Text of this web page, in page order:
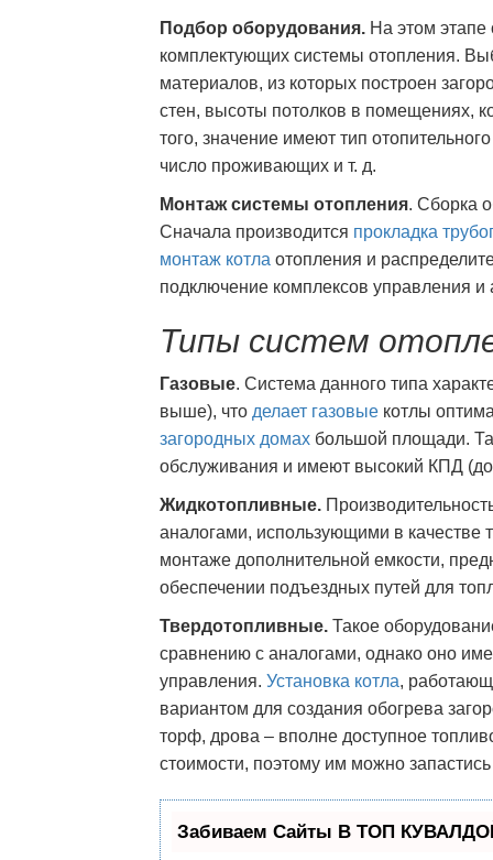
Подбор оборудования. На этом этапе
комплектующих системы отопления.
материалов, из которых построен
стен, высоты потолков в помещениях,
того, значение имеют тип
число проживающих и т. д.
Монтаж системы отопления. Сборка
Сначала производится прокладка
монтаж котла отопления и
подключение комплексов управления и
Типы систем
Газовые. Система данного типа
выше), что делает газовые котлы
загородных домах большой площади.
обслуживания и имеют высокий КПД
Жидкотопливные.
аналогами, использующими в качестве
монтаже дополнительной емкости,
обеспечении подъездных путей для
Твердотопливные. Такое
сравнению с аналогами, однако оно
управления. Установка котла,
вариантом для создания обогрева
торф, дрова – вполне доступное
стоимости, поэтому им можно
Забиваем Сайты В ТОП